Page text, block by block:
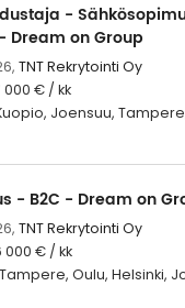
-
Dream on Group
TNT Rekrytointi Oy
000 € / kk
Joensuu,
- B2C - Dream on
TNT Rekrytointi Oy
000 € / kk
Oulu, Helsinki,